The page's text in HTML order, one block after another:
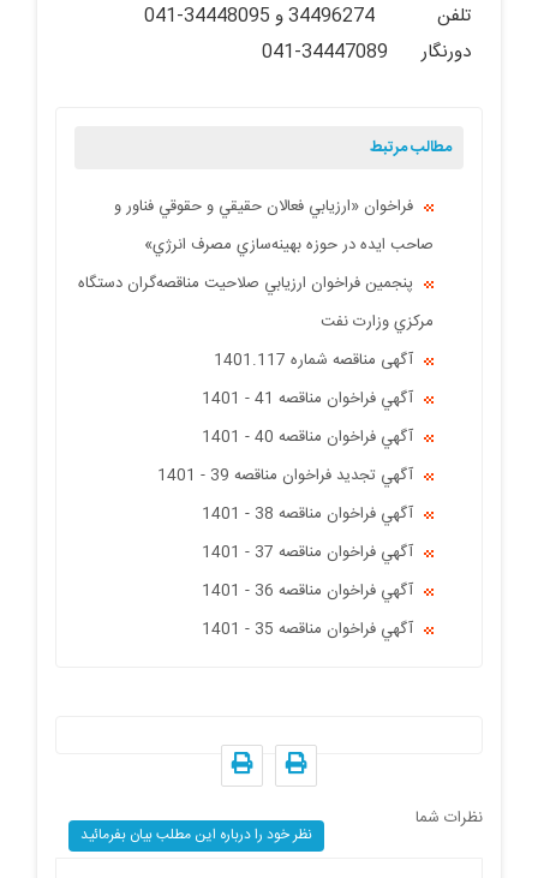
تلفن 34496274 و 34448095-041
دورنگار 34447089-041
مطالب مرتبط
فراخوان «ارزيابي فعالان حقيقي و حقوقي فناور و
صاحب ايده در حوزه بهينه‌سازي مصرف انرژي»
پنجمين فراخوان ارزيابي صلاحيت مناقصه‌گران دستگاه
مركزي وزارت نفت
آگهی مناقصه شماره 1401.117
آگهي فراخوان مناقصه 41 - 1401
آگهي فراخوان مناقصه 40 - 1401
آگهي تجدید فراخوان مناقصه 39 - 1401
آگهي فراخوان مناقصه 38 - 1401
آگهي فراخوان مناقصه 37 - 1401
آگهي فراخوان مناقصه 36 - 1401
آگهي فراخوان مناقصه 35 - 1401
نظرات شما
نظر خود را درباره این مطلب بیان بفرمائید